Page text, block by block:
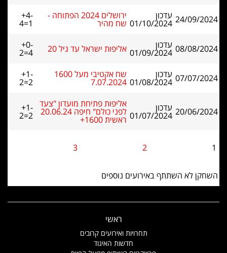
24/09/2024 עדכון
01/10/2024
ירושלים 2024 הפתוחה -
שח מהיר
+4-
4=1
08/08/2024 עדכון
01/09/2024 אליפות ישראל עד גיל 20 +0-
2=4
07/07/2024 עדכון
01/08/2024
שח אקטיבי מעל 1600
7.07.2024
+1-
2=2
20/06/2024 עדכון
01/07/2024
אליפות פתיחת מועדון "צעד
לפני כולם" חיפה 20.06.24
ראשית 1600+
+1-
2=2
1
2
3
השחקן לא השתתף באירועים נוספים
ראשי
תחרויות ואירועים קרובים
חדשות האיגוד